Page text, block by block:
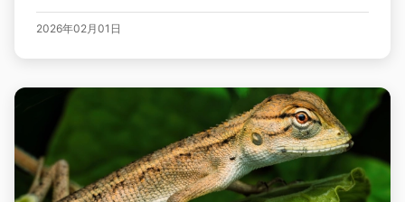
2026年02月01日